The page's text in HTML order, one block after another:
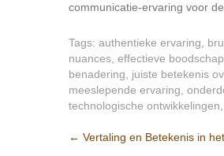
communicatie-ervaring voor de
Tags: authentieke ervaring
nuances effectieve
benadering
juiste betekenis
meeslepende ervaring
technologische ontwikkelingen
Berichtnavigatie
← Vertaling en Betekenis in